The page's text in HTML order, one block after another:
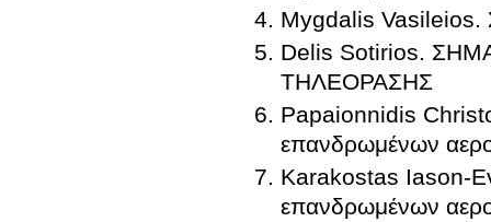
Mygdalis Vasileios.
Delis Sotirios.
ΤΗΛΕΟΡΑΣΗΣ
Papaionnidis
επανδρωμένων
Karakostas Iason-
επανδρωμένων